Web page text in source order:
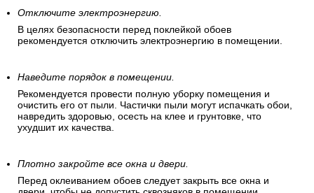
Отключите электроэнергию.
В целях безопасности перед поклейкой обоев
рекомендуется отключить электроэнергию в помещении.
Наведите порядок в помещении.
Рекомендуется провести полную уборку помещения и
очистить его от пыли. Частички пыли могут испачкать обои,
навредить здоровью, осесть на клее и грунтовке, что
ухудшит их качества.
Плотно закройте все окна и двери.
Перед оклеиванием обоев следует закрыть все окна и